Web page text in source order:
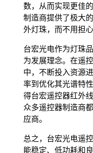
数，从而实现更佳
制造商提供了极大
外灯珠，而不用担
台宏光电作为灯珠
为发展理念。在遥
中，不断投入资源
率到优化其光谱特
得台宏遥控器红外
众多遥控器制造商
应商。
总之，台宏光电遥
能稳定、低功耗和